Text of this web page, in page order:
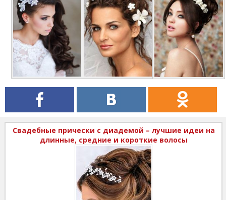
Свадебные прически с диадемой – лучшие идеи на
длинные, средние и короткие волосы